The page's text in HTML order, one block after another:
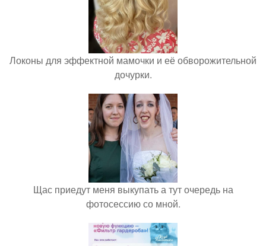
Локоны для эффектной мамочки и её обворожительной
дочурки.
Щас приедут меня выкупать а тут очередь на
фотосессию со мной.